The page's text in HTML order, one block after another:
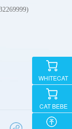
WHITECAT
CAT BEBE